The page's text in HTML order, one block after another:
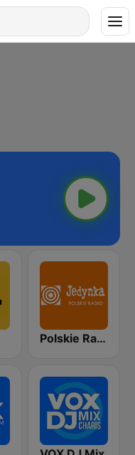
Polskie Radio Program I (PR1) Jedynka